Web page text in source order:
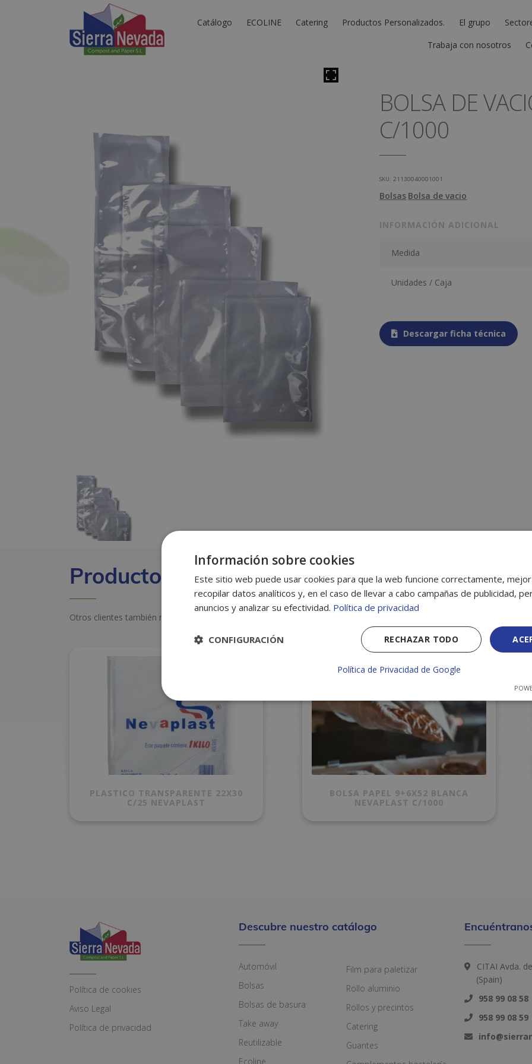
Catálogo ECOLINE Catering Productos Personalizados. El grupo
Trabaja con nosotros
BOLSA DE
C/1000
SKU: 21130040001001
Bolsas Bolsa de vacio
INFORMACIÓN ADICIONAL
Medida
Unidades / Caja
Descargar ficha técnica
Productos relacionados
Otros clientes también miraron estos productos
PLASTICO TRANSPARENTE 22X30
C/25 NEVAPLAST
BOLSA PAPEL 9+6X52 BLANCA
NEVAPLAST C/1000
Política de cookies
Aviso Legal
Política de privacidad
Descubre nuestro catálogo
Automóvil
Bolsas
Bolsas de basura
Take away
Reutilizable
Ecoline
Film para paletizar
Rollo aluminio
Rollos y precintos
Catering
Guantes
CITAI Avda.
(Spain)
958 99 08 58
958 99 08 59
Información sobre cookies
Este sitio web puede usar cookies para que la web funcione correctamente,
recopilar datos analíticos y, en el caso de llevar a cabo campañas de publicidad,
anuncios y analizar su efectividad. Política de privacidad
RECHAZAR TODO
CONFIGURACIÓN
Política de Privacidad de Google